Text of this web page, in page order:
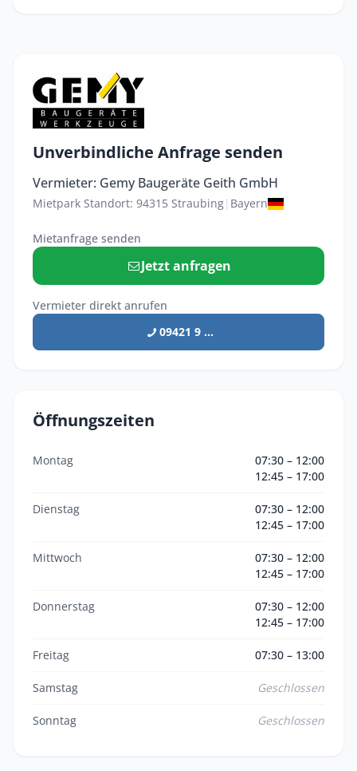
Unverbindliche Anfrage senden
Vermieter: Gemy Baugeräte Geith GmbH
Mietpark Standort: 94315 Straubing| Bayern
Mietanfrage senden
Jetzt anfragen
Vermieter direkt anrufen
09421 9 ...
Öffnungszeiten
Montag
07:30 – 12:00
12:45 – 17:00
Dienstag
07:30 – 12:00
12:45 – 17:00
Mittwoch
07:30 – 12:00
12:45 – 17:00
Donnerstag
07:30 – 12:00
12:45 – 17:00
Freitag 07:30 – 13:00
Samstag Geschlossen
Sonntag Geschlossen